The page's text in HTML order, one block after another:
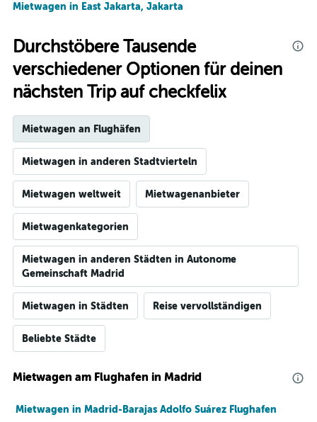
Mietwagen in East Jakarta, Jakarta
Durchstöbere Tausende
verschiedener Optionen für deinen
nächsten Trip auf checkfelix
Mietwagen an Flughäfen
Mietwagen in anderen Stadtvierteln
Mietwagen weltweit Mietwagenanbieter
Mietwagenkategorien
Mietwagen in anderen Städten in Autonome
Gemeinschaft Madrid
Mietwagen in Städten Reise vervollständigen
Beliebte Städte
Mietwagen am Flughafen in Madrid
Mietwagen in Madrid-Barajas Adolfo Suárez Flughafen